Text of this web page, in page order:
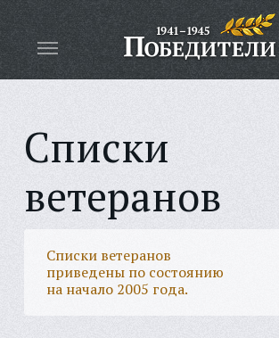
Списки
ветеранов
Списки ветеранов
приведены по состоянию
на начало 2005 года.